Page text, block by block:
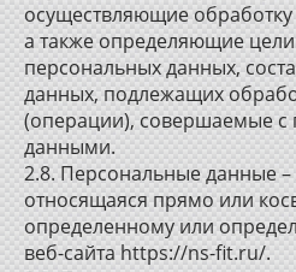
осуществляющие
а также определяющие
персональных данных,
данных, подлежащих
(операции), совершаемые
данными.
2.8. Персональные данные
относящаяся прямо или
определенному или
веб-сайта https://ns-fit.ru/.